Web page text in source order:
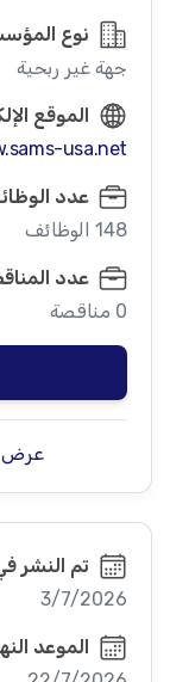
نوع
جهة غير ربحية
الموقع
usa.net/
عدد
148 الوظائف
عدد
0 مناقصة
عرض
تم النشر
3/7/2026
الموعد